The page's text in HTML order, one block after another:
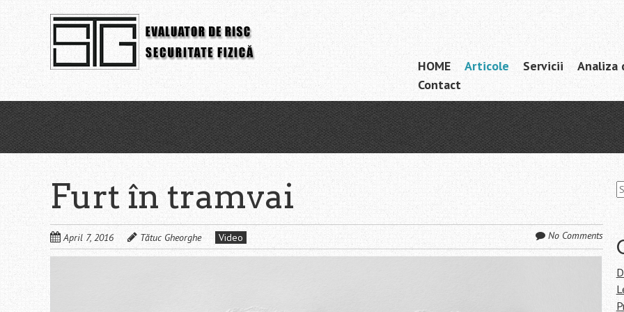
content
Menu
Skip
content
HOME Articole Servicii Analiza
Contact
Furt în tramvai
April 7, 2016 Tătuc Gheorghe Video No Comments